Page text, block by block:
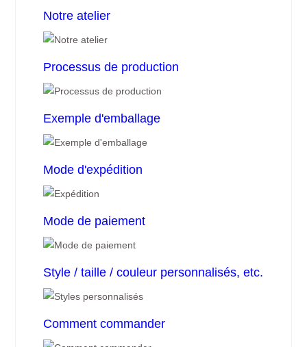
Notre atelier
Processus de production
Exemple d'emballage
Mode d'expédition
Mode de paiement
Style / taille / couleur personnalisés, etc.
Comment commander